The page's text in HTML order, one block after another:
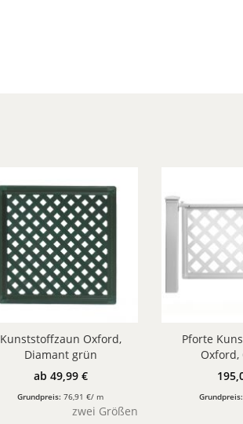
Kunststoffzaun Oxford,
Diamant grün
ab 49,99 €
Grundpreis: 76,91 €/ m
zwei Größen
Pforte
Oxford,
Grundpreis: